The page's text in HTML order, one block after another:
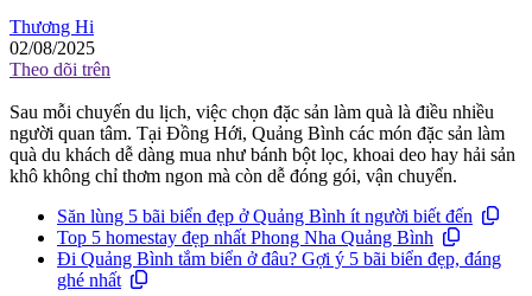
Thương Hi
02/08/2025
Theo dõi trên
Sau mỗi chuyến du lịch, việc chọn đặc sản làm quà là điều nhiều
người quan tâm. Tại Đồng Hới, Quảng Bình các món đặc sản làm
quà du khách dễ dàng mua như bánh bột lọc, khoai deo hay hải sản
khô không chỉ thơm ngon mà còn dễ đóng gói, vận chuyển.
Săn lùng 5 bãi biển đẹp ở Quảng Bình ít người biết đến
Top 5 homestay đẹp nhất Phong Nha Quảng Bình
Đi Quảng Bình tắm biển ở đâu? Gợi ý 5 bãi biển đẹp, đáng
ghé nhất